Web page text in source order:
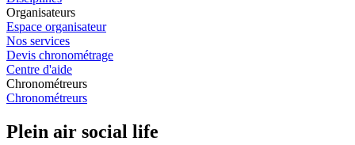
Organisateurs
Espace organisateur
Nos services
Devis chronométrage
Centre d'aide
Chronométreurs
Chronométreurs
Plein air social life